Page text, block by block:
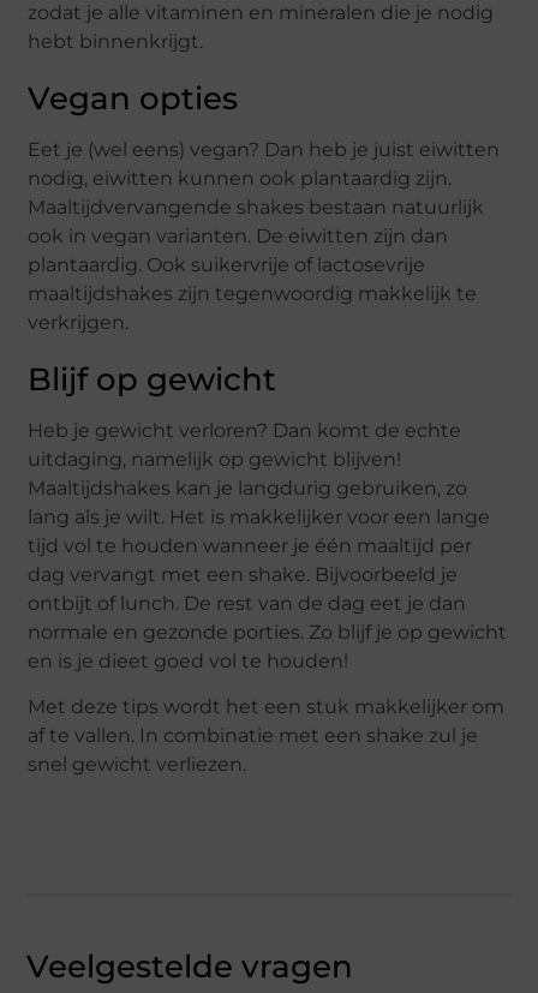
zodat je alle vitaminen en mineralen die je nodig
hebt binnenkrijgt.
Vegan opties
Eet je (wel eens) vegan? Dan heb je juist eiwitten
nodig, eiwitten kunnen ook plantaardig zijn.
Maaltijdvervangende shakes bestaan natuurlijk
ook in vegan varianten. De eiwitten zijn dan
plantaardig. Ook suikervrije of lactosevrije
maaltijdshakes zijn tegenwoordig makkelijk te
verkrijgen.
Blijf op gewicht
Heb je gewicht verloren? Dan komt de echte
uitdaging, namelijk op gewicht blijven!
Maaltijdshakes kan je langdurig gebruiken, zo
lang als je wilt. Het is makkelijker voor een lange
tijd vol te houden wanneer je één maaltijd per
dag vervangt met een shake. Bijvoorbeeld je
ontbijt of lunch. De rest van de dag eet je dan
normale en gezonde porties. Zo blijf je op gewicht
en is je dieet goed vol te houden!
Met deze tips wordt het een stuk makkelijker om
af te vallen. In combinatie met een shake zul je
snel gewicht verliezen.
Veelgestelde vragen